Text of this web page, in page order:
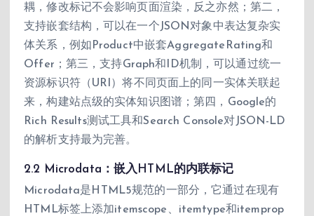
耦，修改标记不会影响页面渲染，反之亦然；第二，
支持嵌套结构，可以在一个JSON对象中表达复杂实
体关系，例如Product中嵌套AggregateRating和
Offer；第三，支持Graph和ID机制，可以通过统一
资源标识符（URI）将不同页面上的同一实体关联起
来，构建站点级的实体知识图谱；第四，Google的
Rich Results测试工具和Search Console对JSON-LD
的解析支持最为完善。
2.2 Microdata：嵌入HTML的内联标记
Microdata是HTML5规范的一部分，它通过在现有
HTML标签上添加itemscope、itemtype和itemprop